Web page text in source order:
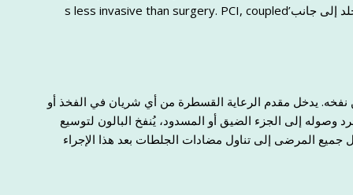
القلب التقليدية. وقد ثبت نجاح عملية التدخل التاجي عن طريق الجلد إلى جانب’s less invasive than surgery. PCI, coupled
يدخل مقدم الرعاية القسطرة من أي شريان في الفخذ أو
وصوله إلى الجزء الضيق أو المسدود، يُنفخ البالون لتوسيع
جميع المرضى إلى تناول مضادات الجلطات بعد هذا الإجراء